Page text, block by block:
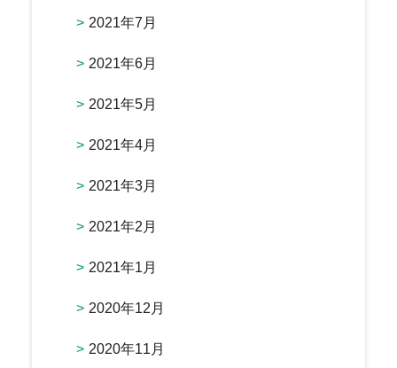
2021年7月
2021年6月
2021年5月
2021年4月
2021年3月
2021年2月
2021年1月
2020年12月
2020年11月